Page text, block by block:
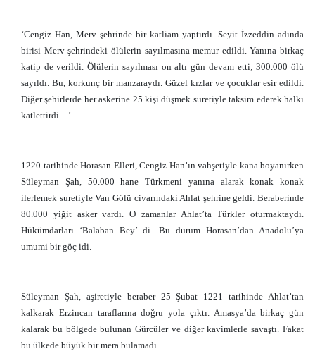
‘Cengiz Han, Merv şehrinde bir katliam yaptırdı. Seyit İzzeddin adında
birisi Merv şehrindeki ölülerin sayılmasına memur edildi. Yanına birkaç
katip de verildi. Ölülerin sayılması on altı gün devam etti; 300.000 ölü
sayıldı. Bu, korkunç bir manzaraydı. Güzel kızlar ve çocuklar esir edildi.
Diğer şehirlerde her askerine 25 kişi düşmek suretiyle taksim ederek halkı
katlettirdi…’
1220 tarihinde Horasan Elleri, Cengiz Han’ın vahşetiyle kana boyanırken
Süleyman Şah, 50.000 hane Türkmeni yanına alarak konak konak
ilerlemek suretiyle Van Gölü civarındaki Ahlat şehrine geldi. Beraberinde
80.000 yiğit asker vardı. O zamanlar Ahlat’ta Türkler oturmaktaydı.
Hükümdarları ‘Balaban Bey’ di. Bu durum Horasan’dan Anadolu’ya
umumi bir göç idi.
Süleyman Şah, aşiretiyle beraber 25 Şubat 1221 tarihinde Ahlat’tan
kalkarak Erzincan taraflarına doğru yola çıktı. Amasya’da birkaç gün
kalarak bu bölgede bulunan Gürcüler ve diğer kavimlerle savaştı. Fakat
bu ülkede büyük bir mera bulamadı.